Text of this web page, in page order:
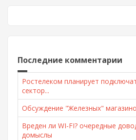
Последние комментарии
Ростелеком планирует
сектор...
Обсуждение "Железных"
Вреден ли WI-FI? очередные
домыслы